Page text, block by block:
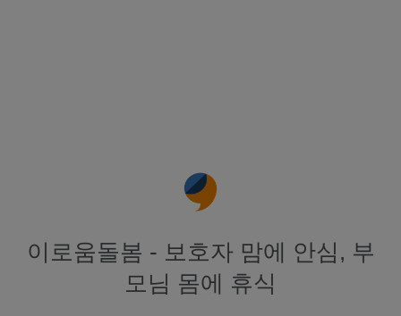
이로움돌봄 - 보호자 맘에 안심, 부
모님 몸에 휴식